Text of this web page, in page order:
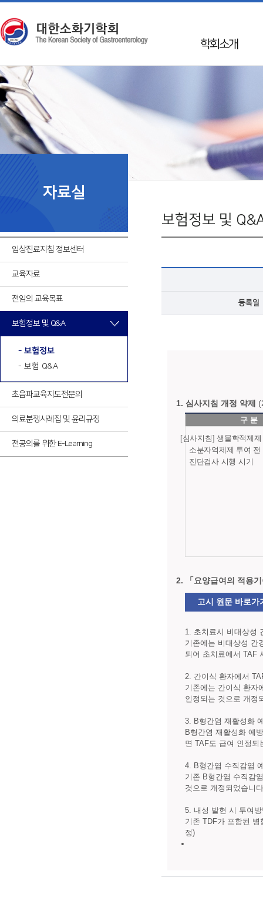
학회소개
Mission & Vision
학회연혁
50년사
임원진
국제교류
회칙
최신VOD
보험정보 및
자료실
임상진료지침 정보센터
교육자료
전임의 교육목표
보험정보 및 Q&A
- 보험정보
- 보험 Q&A
초음파교육지도전문의
의료분쟁사례집 및 윤리규정
전공의를 위한 E-Learning
등록일
1. 심사지침 개정 약제
구 분
[심사지침] 생물학적제
소분자억제제 투여
진단검사 시행 시기
2. 「요양급여의 적용
고시 원문 바로
1. 초치료시 비대상성
기존에는 비대상성 간
되어 초치료에서 TAF
2. 간이식 환자에서
기존에는 간이식 환자
인정되는 것으로 개정
3. B형간염 재활성화
B형간염 재활성화 예
면 TAF도 급여 인정되
4. B형간염 수직감염
기존 B형간염 수직감
것으로 개정되었습니
5. 내성 발현 시 투여
기존 TDF가 포함된
정)